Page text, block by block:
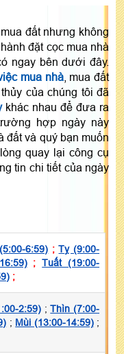
đất nhưng không
đặt cọc mua nhà
ngay bên dưới đây.
mua nhà, mua đất
của chúng tôi đã
khác nhau để đưa ra
hợp ngày này
đất và quý bạn muốn
quay lại công cụ
tin chi tiết của ngày
6:59) ;Tỵ (9:00-
;Tuất (19:00-
;
2:59);Thìn (7:00-
; Mùi (13:00-14:59);